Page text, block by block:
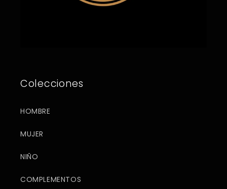
Colecciones
HOMBRE
MUJER
NIÑO
COMPLEMENTOS